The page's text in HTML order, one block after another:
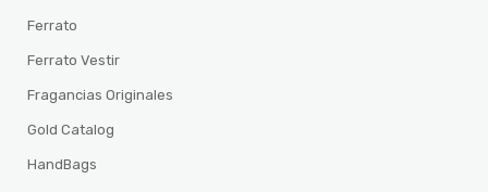
Ferrato
Ferrato Vestir
Fragancias Originales
Gold Catalog
HandBags